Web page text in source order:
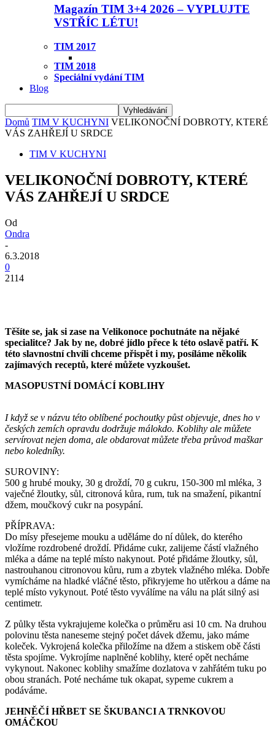
Magazín TIM 3+4 2026 – VYPLUJTE
VSTŘÍC LÉTU!
TIM 2017
TIM 2018
Speciální vydání TIM
Blog
Domů TIM V KUCHYNI VELIKONOČNÍ DOBROTY, KTERÉ
VÁS ZAHŘEJÍ U SRDCE
TIM V KUCHYNI
VELIKONOČNÍ DOBROTY, KTERÉ
VÁS ZAHŘEJÍ U SRDCE
Od
Ondra
-
6.3.2018
0
2114
Těšíte se, jak si zase na Velikonoce pochutnáte na nějaké
specialitce? Jak by ne, dobré jídlo přece k této oslavě patří. K
této slavnostní chvíli chceme přispět i my, posíláme několik
zajímavých receptů, které můžete vyzkoušet.
MASOPUSTNÍ DOMÁCÍ KOBLIHY
I když se v názvu této oblíbené pochoutky půst objevuje, dnes ho v
českých zemích opravdu dodržuje málokdo. Koblihy ale můžete
servírovat nejen doma, ale obdarovat můžete třeba průvod maškar
nebo koledníky.
SUROVINY:
500 g hrubé mouky, 30 g droždí, 70 g cukru, 150-300 ml mléka, 3
vaječné žloutky, sůl, citronová kůra, rum, tuk na smažení, pikantní
džem, moučkový cukr na posypání.
PŘÍPRAVA:
Do mísy přesejeme mouku a uděláme do ní důlek, do kterého
vložíme rozdrobené droždí. Přidáme cukr, zalijeme částí vlažného
mléka a dáme na teplé místo nakynout. Poté přidáme žloutky, sůl,
nastrouhanou citronovou kůru, rum a zbytek vlažného mléka. Dobře
vymícháme na hladké vláčné těsto, přikryjeme ho utěrkou a dáme na
teplé místo vykynout. Poté těsto vyválíme na válu na plát silný asi
centimetr.
Z půlky těsta vykrajujeme kolečka o průměru asi 10 cm. Na druhou
polovinu těsta naneseme stejný počet dávek džemu, jako máme
koleček. Vykrojená kolečka přiložíme na džem a stiskem obě části
těsta spojíme. Vykrojíme naplněné koblihy, které opět necháme
vykynout. Nakonec koblihy smažíme dozlatova v zahřátém tuku po
obou stranách. Poté necháme tuk okapat, sypeme cukrem a
podáváme.
JEHNĚČÍ HŘBET SE ŠKUBANCI A TRNKOVOU
OMÁČKOU